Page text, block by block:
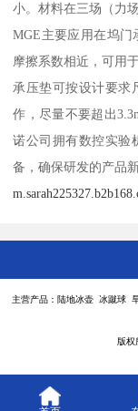
小。材料在三场（力
MGE主要应用在坞
摩擦系数相近，可用
承压垫可按设计要求
作，尽量不要超出
诺公司拥有数控实验
备，确保研发的产品
主营产品：陆地冰壶 冰蹴球
版权